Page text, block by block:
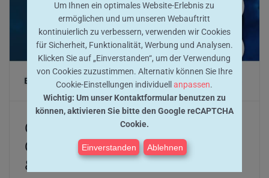
OnDemand Webcast: BMEcat
Qualität mit e-proCAT verbessern
& sicherstellen
Um Ihnen ein optimales Website-Erlebnis zu
ermöglichen und um unseren Webauftritt
kontinuierlich zu verbessern, verwenden wir Cookies
für Sicherheit, Funktionalität, Werbung und Analysen.
Klicken Sie auf „Einverstanden“, um der Verwendung
von Cookies zuzustimmen. Alternativ können Sie Ihre
Cookie-Einstellungen individuellanpassen.
Wichtig: Um unser Kontaktformular benutzen zu
können, aktivieren Sie bitte den Google reCAPTCHA
Cookie.
Einverstanden Ablehnen